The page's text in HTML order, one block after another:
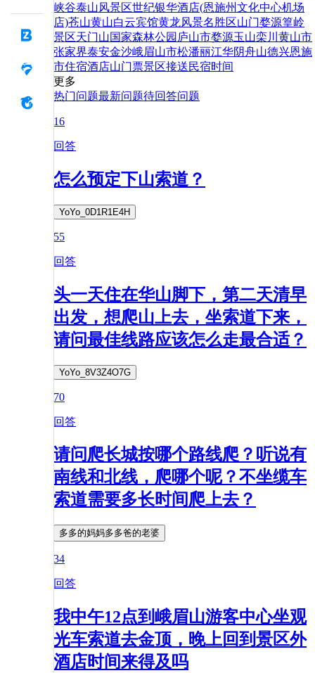
峡谷泰山风景区世纪银华酒店(恩施州文化中心机场
店)苍山黄山白云宾馆黄龙风景名胜区山门婺源篁岭
景区天门山国家森林公园 庐山市婺源玉山栾川 黄山市
张家界泰安金沙峨眉山市松潘丽江华阴舟山德兴恩施
市住宿酒店山门票景区接送民宿时间
更多
热门问题最新问题待回答问题
16
回答
怎么预定下山索道？
YoYo_0D1R1E4H
55
回答
头一天住在华山脚下，第二天清早
出发，想爬山上去，坐索道下来，
请问最佳线路应该怎么走最合适？
YoYo_8V3Z4O7G
70
回答
请问爬长城按哪个路线爬？听说有
南线和北线，爬哪个呢？不坐缆车
索道需要多长时间爬上去？
多多的妈妈多多爸的老婆
34
回答
我中午12点到峨眉山游客中心坐观
光车索道去金顶，晚上回到景区外
酒店时间来得及吗